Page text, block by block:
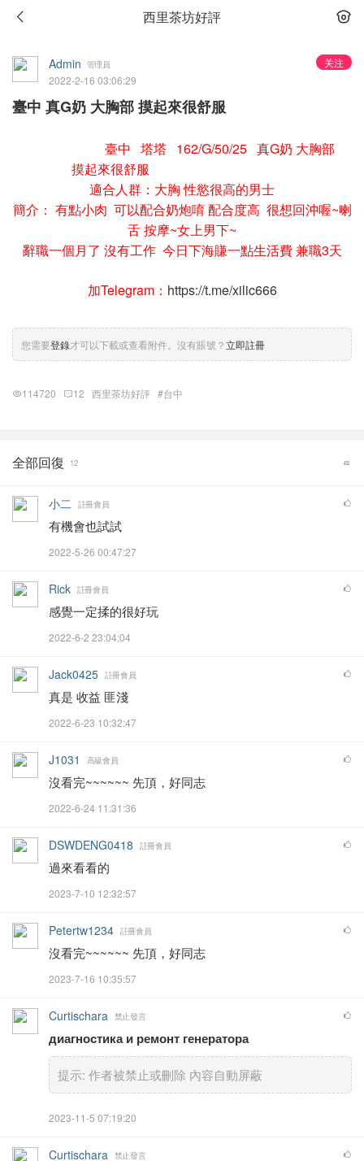
西里茶坊好評
关注
Admin 管理員
2022-2-16 03:06:29
臺中 真G奶 大胸部 摸起來很舒服
臺中 塔塔 162/G/50/25 真G奶 大胸部
摸起來很舒服
適合人群：大胸 性慾很高的男士
簡介： 有點小肉 可以配合奶炮唷 配合度高 很想回沖喔~喇
舌 按摩~女上男下~
辭職一個月了 沒有工作 今日下海賺一點生活費 兼職3天
加Telegram： https://t.me/xilic666
您需要登錄才可以下載或查看附件。沒有賬號？立即註冊
114720 12 西里茶坊好評 #台中
全部回復 12
小二 註冊會員
有機會也試試
2022-5-26 00:47:27
Rick 註冊會員
感覺一定揉的很好玩
2022-6-2 23:04:04
Jack0425 註冊會員
真是 收益 匪淺
2022-6-23 10:32:47
J1031 高級會員
沒看完~~~~~~ 先頂，好同志
2022-6-24 11:31:36
DSWDENG0418 註冊會員
過來看看的
2023-7-10 12:32:57
Petertw1234 註冊會員
沒看完~~~~~~ 先頂，好同志
2023-7-16 10:35:57
Curtischara 禁止發言
диагностика и ремонт генератора
提示: 作者被禁止或刪除 內容自動屏蔽
2023-11-5 07:19:20
Curtischara 禁止發言